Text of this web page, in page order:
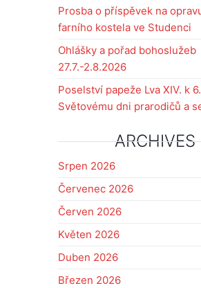
Prosba o příspěvek na
farního kostela ve Studenci
Ohlášky a pořad bohoslužeb
27.7.-2.8.2026
Poselství papeže Lva XIV. k 6.
Světovému dni prarodičů a
ARCHIVES
Srpen 2026
Červenec 2026
Červen 2026
Květen 2026
Duben 2026
Březen 2026